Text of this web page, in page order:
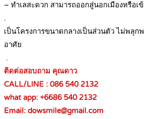
– ทำเลสะดวก สามารถออกสู่นอกเมืองหรือเข้
.
เป็นโครงการขนาดกลางเป็นส่วนตัว ไม่พลุก
อาศัย
.
ติดต่อสอบถาม คุณดาว
CALL/LINE : 086 540 2132
what app: +6686 540 2132
Email: dowsmile@gmail.com